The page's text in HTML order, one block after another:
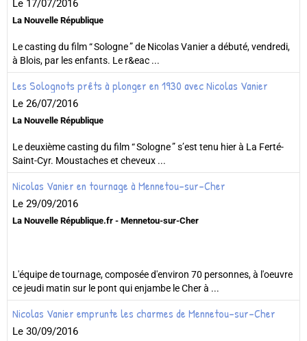
Le 17/07/2016
La Nouvelle République
Le casting du film “ Sologne ” de Nicolas Vanier a débuté, vendredi,
à Blois, par les enfants. Le r&eac ...
Les Solognots prêts à plonger en 1930 avec Nicolas Vanier
Le 26/07/2016
La Nouvelle République
Le deuxième casting du film “ Sologne ” s’est tenu hier à La Ferté-
Saint-Cyr. Moustaches et cheveux ...
Nicolas Vanier en tournage à Mennetou-sur-Cher
Le 29/09/2016
La Nouvelle République.fr - Mennetou-sur-Cher
L'équipe de tournage, composée d'environ 70 personnes, à l'oeuvre
ce jeudi matin sur le pont qui enjambe le Cher à ...
Nicolas Vanier emprunte les charmes de Mennetou-sur-Cher
Le 30/09/2016